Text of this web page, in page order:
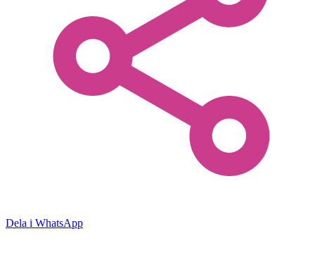
Dela i WhatsApp